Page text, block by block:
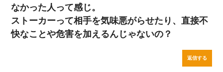
なかった人って感じ。
ストーカーって相手を気味悪がらせたり、直接不
快なことや危害を加えるんじゃないの？
返信する